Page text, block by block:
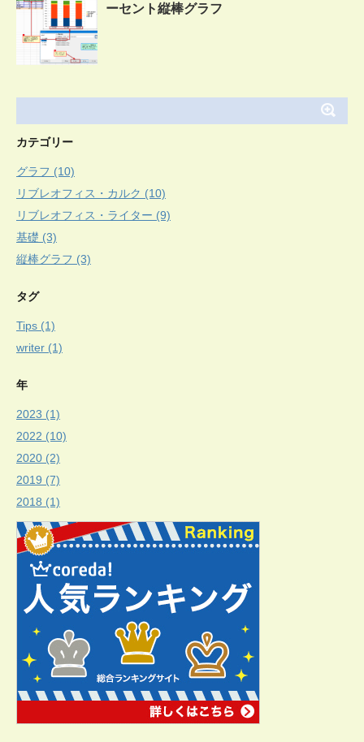
ーセント縦棒グラフ
カテゴリー
グラフ (10)
リブレオフィス・カルク (10)
リブレオフィス・ライター (9)
基礎 (3)
縦棒グラフ (3)
タグ
Tips (1)
writer (1)
年
2023 (1)
2022 (10)
2020 (2)
2019 (7)
2018 (1)